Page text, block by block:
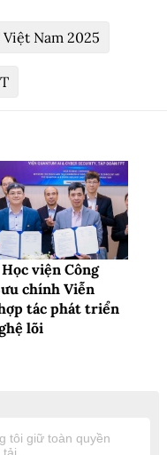
Việt Nam 2025
Học viện Công
chính Viễn
tác phát triển
lõi